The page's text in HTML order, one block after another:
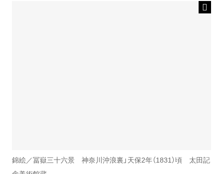
錦絵／冨嶽三十六景 神奈川沖浪裏」天保2年（1831）頃 太田記